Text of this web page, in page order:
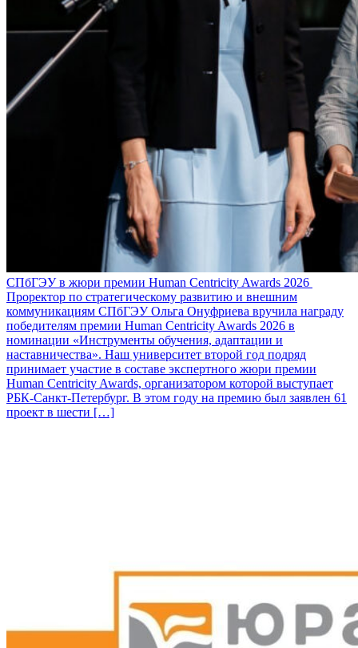
СПбГЭУ в жюри премии Human Centricity Awards 2026
Проректор по стратегическому развитию и внешним
коммуникациям СПбГЭУ Ольга Онуфриева вручила награду
победителям премии Human Centricity Awards 2026 в
номинации «Инструменты обучения, адаптации и
наставничества». Наш университет второй год подряд
принимает участие в составе экспертного жюри премии
Human Centricity Awards, организатором которой выступает
РБК-Санкт-Петербург. В этом году на премию был заявлен 61
проект в шести […]